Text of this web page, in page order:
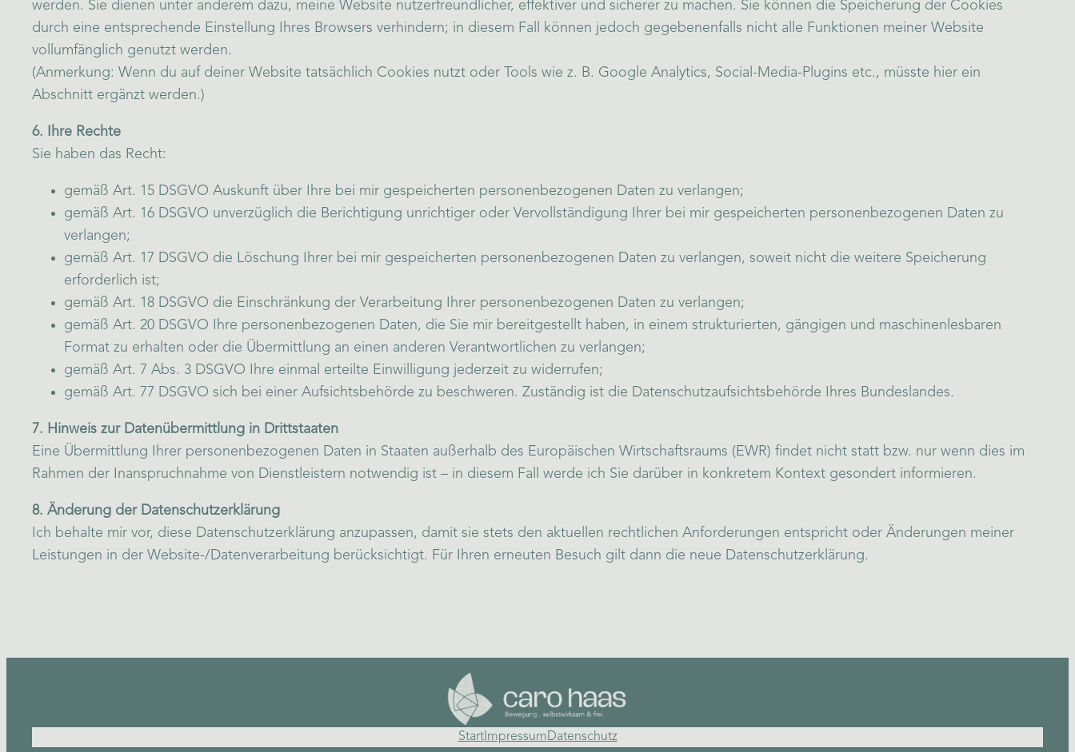
werden. Sie dienen unter anderem dazu, meine Website nutzerfreundlicher, effektiver und sicherer zu machen. Sie können die Speicherung der Cookies
durch eine entsprechende Einstellung Ihres Browsers verhindern; in diesem Fall können jedoch gegebenenfalls nicht alle Funktionen meiner Website
vollumfänglich genutzt werden.
(Anmerkung: Wenn du auf deiner Website tatsächlich Cookies nutzt oder Tools wie z. B. Google Analytics, Social-Media-Plugins etc., müsste hier ein
Abschnitt ergänzt werden.)
6. Ihre Rechte
Sie haben das Recht:
gemäß Art. 15 DSGVO Auskunft über Ihre bei mir gespeicherten personenbezogenen Daten zu verlangen;
gemäß Art. 16 DSGVO unverzüglich die Berichtigung unrichtiger oder Vervollständigung Ihrer bei mir gespeicherten personenbezogenen Daten zu
verlangen;
gemäß Art. 17 DSGVO die Löschung Ihrer bei mir gespeicherten personenbezogenen Daten zu verlangen, soweit nicht die weitere Speicherung
erforderlich ist;
gemäß Art. 18 DSGVO die Einschränkung der Verarbeitung Ihrer personenbezogenen Daten zu verlangen;
gemäß Art. 20 DSGVO Ihre personenbezogenen Daten, die Sie mir bereitgestellt haben, in einem strukturierten, gängigen und maschinenlesbaren
Format zu erhalten oder die Übermittlung an einen anderen Verantwortlichen zu verlangen;
gemäß Art. 7 Abs. 3 DSGVO Ihre einmal erteilte Einwilligung jederzeit zu widerrufen;
gemäß Art. 77 DSGVO sich bei einer Aufsichtsbehörde zu beschweren. Zuständig ist die Datenschutz­aufsichtsbehörde Ihres Bundeslandes.
7. Hinweis zur Datenübermittlung in Drittstaaten
Eine Übermittlung Ihrer personenbezogenen Daten in Staaten außerhalb des Europäischen Wirtschaftsraums (EWR) findet nicht statt bzw. nur wenn dies im
Rahmen der Inanspruchnahme von Dienstleistern notwendig ist – in diesem Fall werde ich Sie darüber in konkretem Kontext gesondert informieren.
8. Änderung der Datenschutzerklärung
Ich behalte mir vor, diese Datenschutzerklärung anzupassen, damit sie stets den aktuellen rechtlichen Anforderungen entspricht oder Änderungen meiner
Leistungen in der Website-/Datenverarbeitung berücksichtigt. Für Ihren erneuten Besuch gilt dann die neue Datenschutzerklärung.
StartImpressumDatenschutz